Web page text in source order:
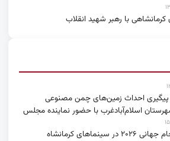
کرمانشاهی با رهبر شهید انقلاب
پیگیری احداث زمین‌های چمن مصنوعی
اسلام‌آبادغرب با حضور نماینده مجلس
کرمانشاه